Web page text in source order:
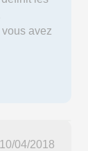
avez
04/2018